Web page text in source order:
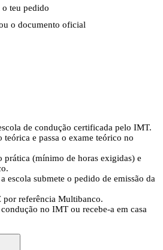
o teu pedido
o documento oficial
de condução certificada pelo IMT.
teórica e passa o exame teórico no
prática (mínimo de horas exigidas) e
escola submete o pedido de emissão da
por referência Multibanco.
no IMT ou recebe-a em casa